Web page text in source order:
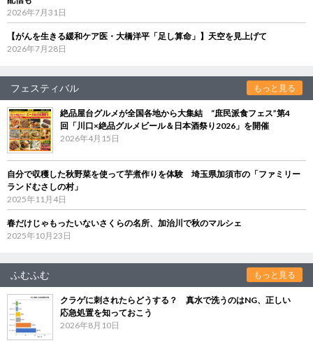
2026年7月31日
【がんを生きる緩和ケア医・大橋洋平「足し算命」】天空を見上げて
2026年7月28日
フェスティバル もっと見る
絶品屋台グルメが全国各地から大集結 “庶民派食フェス”第4
回「川口×絶品グルメビール＆日本酒祭り2026」を開催
2026年4月15日
自分で収穫した秋野菜を使って芋煮作りを体験 埼玉県加須市の「ファミリー
ランドむさしの村」
2025年11月4日
春だけじゃもったいないさくらの名所、加治川で秋のマルシェ
2025年10月23日
ふむふむ もっと見る
クラゲに刺されたらどうする？ 真水で洗うのはNG、正しい
応急処置を知っておこう
2026年8月10日